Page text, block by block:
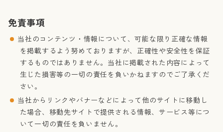
免責事項
当社のコンテンツ・情報について、可能な限り正確な情報
を掲載するよう努めておりますが、正確性や安全性を保証
するものではありません。当社に掲載された内容によって
生じた損害等の一切の責任を負いかねますのでご了承くだ
さい。
当社からリンクやバナーなどによって他のサイトに移動し
た場合、移動先サイトで提供される情報、サービス等につ
いて一切の責任を負いません。